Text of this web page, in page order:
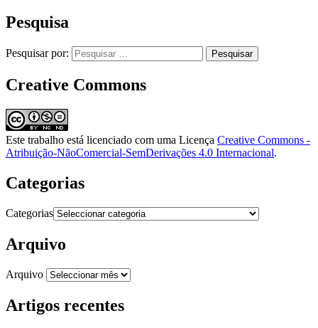
Pesquisa
Pesquisar por:
Creative Commons
Este trabalho está licenciado com uma Licença Creative Commons -
Atribuição-NãoComercial-SemDerivações 4.0 Internacional.
Categorias
Categorias
Arquivo
Arquivo
Artigos recentes